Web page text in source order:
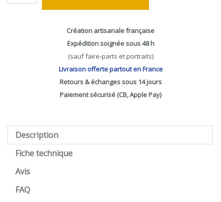
Création artisanale française
Expédition soignée sous 48 h
(sauf faire-parts et portraits)
Livraison offerte partout en France
Retours & échanges sous 14 jours
Paiement sécurisé (CB, Apple Pay)
Description
Fiche technique
Avis
FAQ